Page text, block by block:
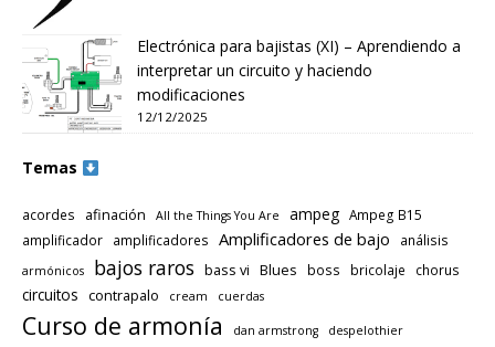
Electrónica para bajistas (XI) – Aprendiendo a
interpretar un circuito y haciendo
modificaciones
12/12/2025
Temas
acordes afinación All the Things You Are ampeg Ampeg B15
amplificador
amplificadores Amplificadores de bajo análisis
armónicos bajos raros bass vi Blues boss bricolaje chorus
circuitos contrapalo cream cuerdas
Curso de armonía dan armstrong
despelothier